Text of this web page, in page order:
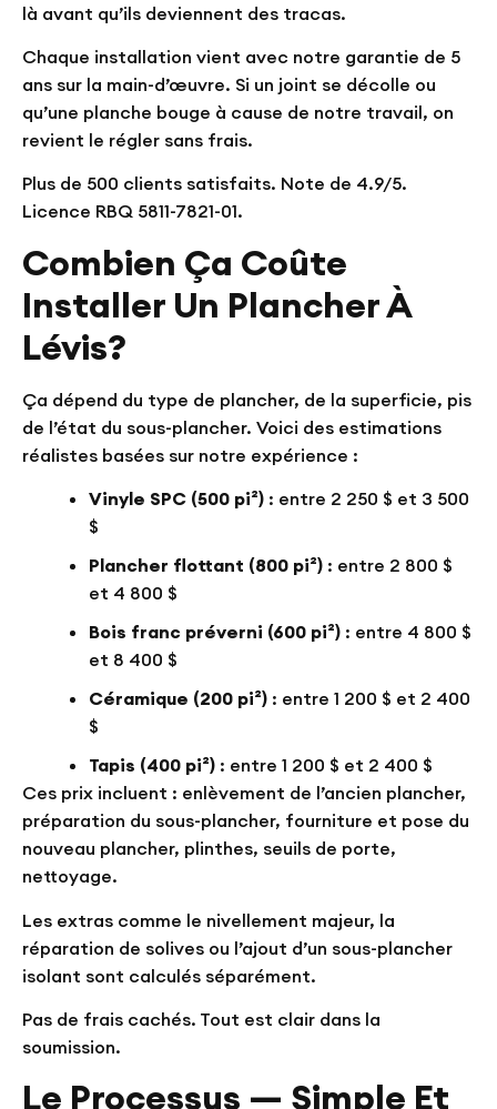
là avant qu’ils deviennent des tracas.
Chaque installation vient avec notre garantie de 5
ans sur la main-d’œuvre. Si un joint se décolle ou
qu’une planche bouge à cause de notre travail, on
revient le régler sans frais.
Plus de 500 clients satisfaits. Note de 4.9/5.
Licence RBQ 5811-7821-01.
Combien Ça Coûte
Installer Un Plancher À
Lévis?
Ça dépend du type de plancher, de la superficie, pis
de l’état du sous-plancher. Voici des estimations
réalistes basées sur notre expérience :
Vinyle SPC (500 pi²) : entre 2 250 $ et 3 500
$
Plancher flottant (800 pi²) : entre 2 800 $
et 4 800 $
Bois franc préverni (600 pi²) : entre 4 800 $
et 8 400 $
Céramique (200 pi²) : entre 1 200 $ et 2 400
$
Tapis (400 pi²) : entre 1 200 $ et 2 400 $
Ces prix incluent : enlèvement de l’ancien plancher,
préparation du sous-plancher, fourniture et pose du
nouveau plancher, plinthes, seuils de porte,
nettoyage.
Les extras comme le nivellement majeur, la
réparation de solives ou l’ajout d’un sous-plancher
isolant sont calculés séparément.
Pas de frais cachés. Tout est clair dans la
soumission.
Le Processus — Simple Et